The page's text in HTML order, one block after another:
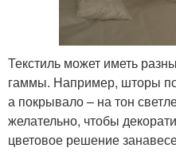
Текстиль может иметь
гаммы. Например, шторы
а покрывало – на тон
желательно, чтобы
цветовое решение